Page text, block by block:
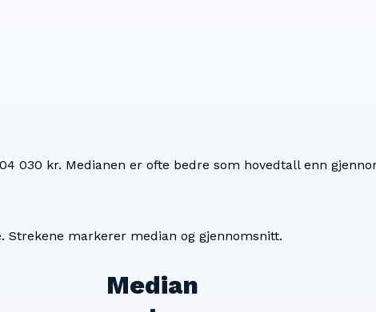
030 kr. Medianen er ofte bedre som hovedtall enn
Strekene markerer median og gjennomsnitt.
Median